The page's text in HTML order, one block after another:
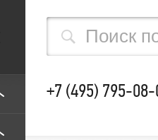
+7 (495) 795-